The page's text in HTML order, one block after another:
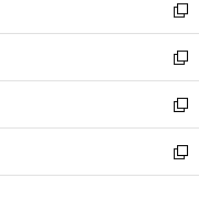
く
で
開
く
ド
ウ
で
開
く
ィ
ン
ド
ウ
で
開
く
い
ウ
ィ
ン
ド
ウ
で
開
新
し
い
ウ
ィ
ン
ド
ウ
新
し
い
ウ
ィ
ン
新
し
い
ウ
新
し